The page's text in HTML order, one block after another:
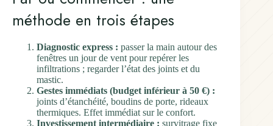
méthode en trois étapes
Diagnostic express : passer la main autour des
fenêtres un jour de vent pour repérer les
infiltrations ; regarder l’état des joints et du
mastic.
Gestes immédiats (budget inférieur à 50 €) :
joints d’étanchéité, boudins de porte, rideaux
thermiques. Effet immédiat sur le confort.
Investissement intermédiaire : survitrage fixe